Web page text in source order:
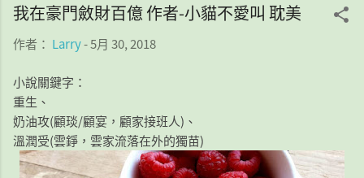
我在豪門斂財百億 作者-小貓不愛叫 耽美
作者： Larry-5月 30, 2018
小說關鍵字：
重生、
奶油攻(顧琰/顧宴，顧家接班人)、
溫潤受(雲錚，雲家流落在外的獨苗)